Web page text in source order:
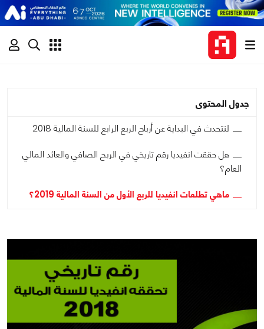
جدول المحتوى
لنتحدث في البداية عن أرباح الربع الرابع للسنة المالية 2018
هل حققت انفيديا رقم تاريخي في الربح الصافي والعائد المالي
العام؟
ماهي تطلعات انفيديا للربع الأول من السنة المالية 2019؟